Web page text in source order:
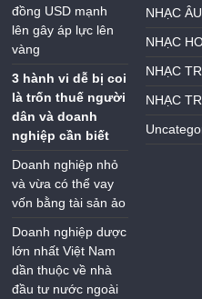
đồng USD mạnh
lên gây áp lực lên
vàng
3 hành vi dễ bị coi
là trốn thuế người
dân và doanh
nghiệp cần biết
Doanh nghiệp nhỏ
và vừa có thể vay
vốn bằng tài sản ảo
Doanh nghiệp dược
lớn nhất Việt Nam
dần thuộc về nhà
đầu tư nước ngoài
NHẠC
NHẠC
NHẠC
NHẠC